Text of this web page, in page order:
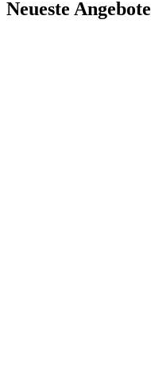
Neueste Angebote